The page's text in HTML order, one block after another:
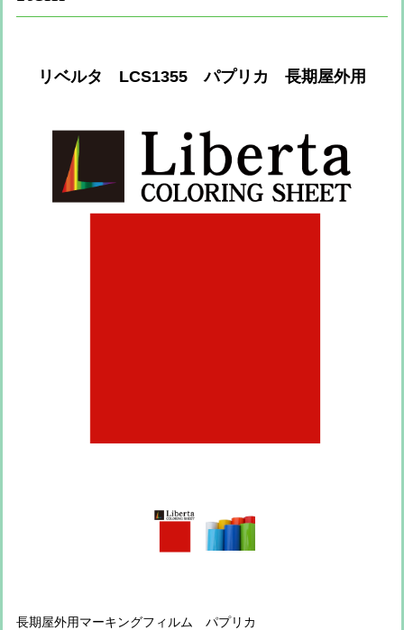
リベルタ LCS1355 パプリカ 長期屋外用
長期屋外用マーキングフィルム パプリカ